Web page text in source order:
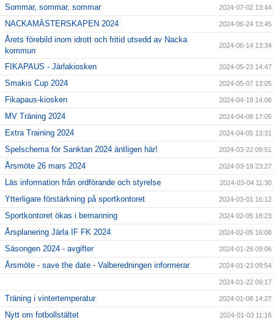
Sommar, sommar, sommar 2024-07-02 13:44
NACKAMÄSTERSKAPEN 2024 2024-06-24 13:45
Årets förebild inom idrott och fritid utsedd av Nacka
kommun
2024-06-14 13:34
FIKAPAUS - Järlakiosken 2024-05-23 14:47
Smakis Cup 2024 2024-05-07 13:05
Fikapaus-kiosken 2024-04-19 14:06
MV Träning 2024 2024-04-08 17:05
Extra Training 2024 2024-04-05 13:31
Spelschema för Sanktan 2024 äntligen här! 2024-03-22 09:51
Årsmöte 26 mars 2024 2024-03-19 23:27
Läs information från ordförande och styrelse 2024-03-04 11:30
Ytterligare förstärkning på sportkontoret 2024-03-01 16:12
Sportkontoret ökas i bemanning 2024-02-05 18:23
Årsplanering Järla IF FK 2024 2024-02-05 16:08
Säsongen 2024 - avgifter 2024-01-26 09:06
Årsmöte - save the date - Valberedningen informerar 2024-01-23 09:54
2024-01-22 09:17
Träning i vintertemperatur 2024-01-08 14:27
Nytt om fotbollstältet 2024-01-03 11:16